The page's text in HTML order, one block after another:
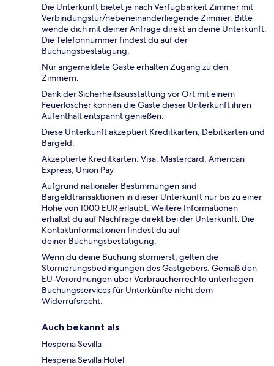
Die Unterkunft bietet je nach Verfügbarkeit Zimmer mit
Verbindungstür/nebeneinanderliegende Zimmer. Bitte
wende dich mit deiner Anfrage direkt an deine Unterkunft.
Die Telefonnummer findest du auf der
Buchungsbestätigung.
Nur angemeldete Gäste erhalten Zugang zu den
Zimmern.
Dank der Sicherheitsausstattung vor Ort mit einem
Feuerlöscher können die Gäste dieser Unterkunft ihren
Aufenthalt entspannt genießen.
Diese Unterkunft akzeptiert Kreditkarten, Debitkarten und
Bargeld.
Akzeptierte Kreditkarten: Visa, Mastercard, American
Express, Union Pay
Aufgrund nationaler Bestimmungen sind
Bargeldtransaktionen in dieser Unterkunft nur bis zu einer
Höhe von 1000 EUR erlaubt. Weitere Informationen
erhältst du auf Nachfrage direkt bei der Unterkunft. Die
Kontaktinformationen findest du auf
deiner Buchungsbestätigung.
Wenn du deine Buchung stornierst, gelten die
Stornierungsbedingungen des Gastgebers. Gemäß den
EU-Verordnungen über Verbraucherrechte unterliegen
Buchungsservices für Unterkünfte nicht dem
Widerrufsrecht.
Auch bekannt als
Hesperia Sevilla
Hesperia Sevilla Hotel